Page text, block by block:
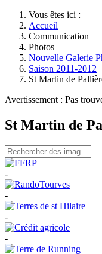
Vous êtes ici :
Accueil
Communication
Photos
Nouvelle Galerie
Saison 2011-2012
St Martin de
Avertissement : Pas
St Martin de
-
-
-
-